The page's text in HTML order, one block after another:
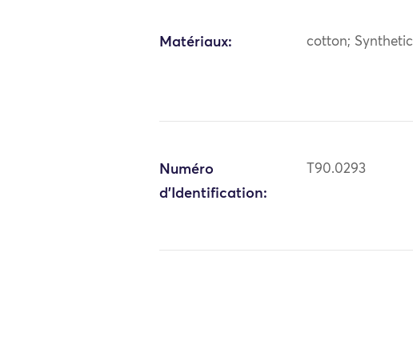
Matériaux: cotton; Synthetic
Numéro
d'Identification:
T90.0293